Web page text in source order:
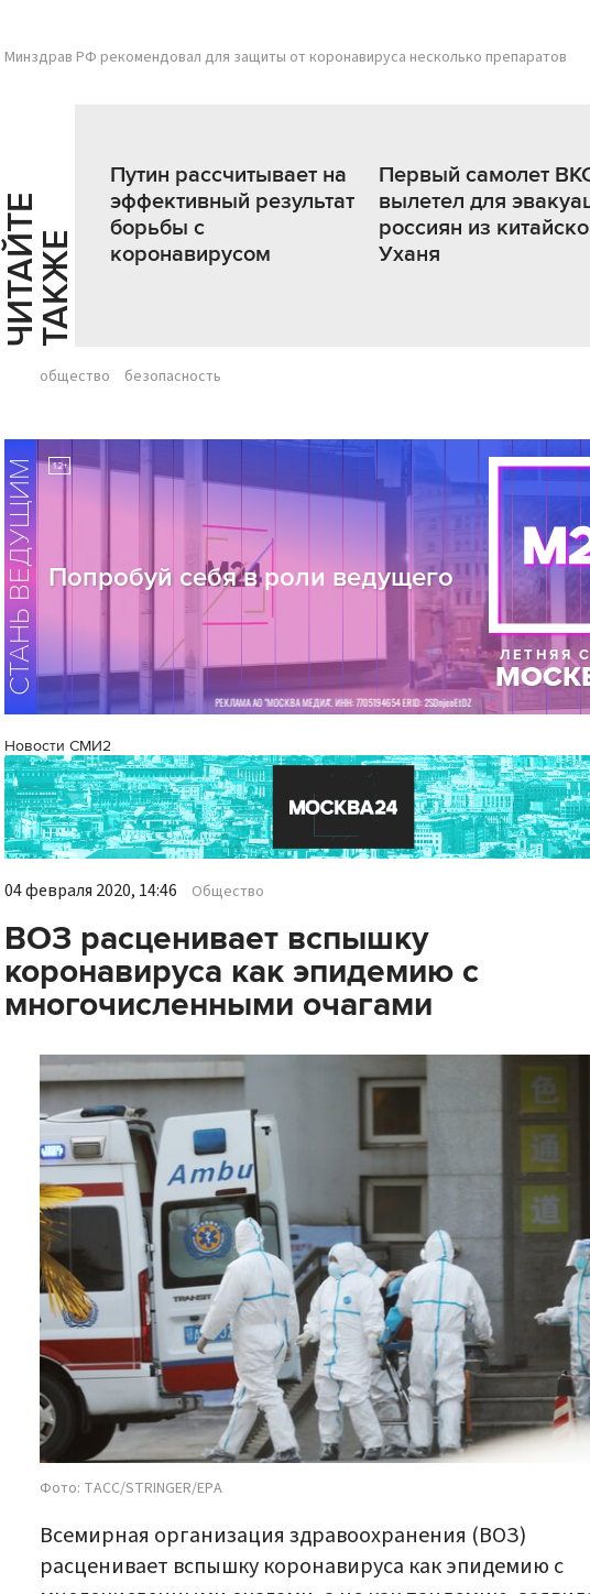
Минздрав РФ рекомендовал для защиты от коронавируса несколько препаратов
Ч
И
Т
АЙ
Т
Е
Т
А
К
ЖЕ
Путин рассчитывает на
эффективный результат
борьбы с
коронавирусом
Первый самолет
вылетел для
россиян из
Уханя
общество безопасность
Новости СМИ2
04 февраля 2020, 14:46 Общество
ВОЗ расценивает вспышку
коронавируса как эпидемию с
многочисленными очагами
Фото: ТАСС/STRINGER/EPA
Всемирная организация здравоохранения (ВОЗ)
расценивает вспышку коронавируса как эпидемию с